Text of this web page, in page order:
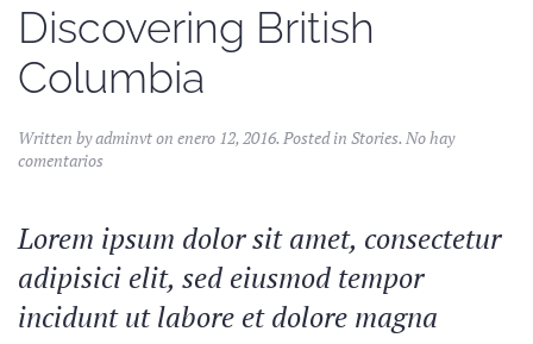
Discovering British
Columbia
Written byadminvton enero 12, 2016. Posted in Stories. No hay
comentariosen
Columbia
Lorem ipsum dolor sit amet, consectetur
adipisici elit, sed eiusmod tempor
incidunt ut labore et dolore magna